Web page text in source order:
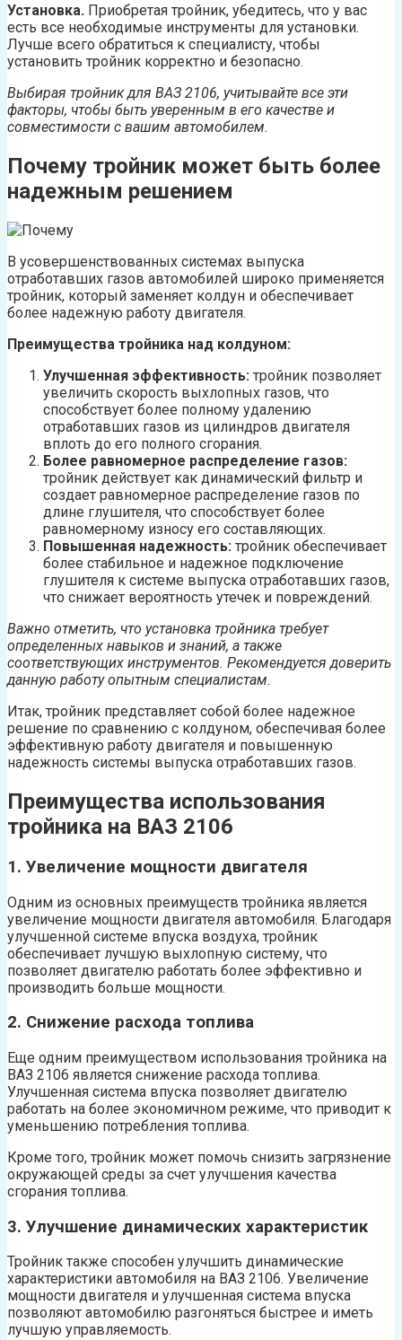
Установка. Приобретая тройник, убедитесь, что у вас
есть все необходимые инструменты для установки.
Лучше всего обратиться к специалисту, чтобы
установить тройник корректно и безопасно.
Выбирая тройник для ВАЗ 2106, учитывайте все эти
факторы, чтобы быть уверенным в его качестве и
совместимости с вашим автомобилем.
Почему тройник может быть более
надежным решением
В усовершенствованных системах выпуска
отработавших газов автомобилей широко применяется
тройник, который заменяет колдун и обеспечивает
более надежную работу двигателя.
Преимущества тройника над колдуном:
Улучшенная эффективность: тройник позволяет
увеличить скорость выхлопных газов, что
способствует более полному удалению
отработавших газов из цилиндров двигателя
вплоть до его полного сгорания.
Более равномерное распределение газов:
тройник действует как динамический фильтр и
создает равномерное распределение газов по
длине глушителя, что способствует более
равномерному износу его составляющих.
Повышенная надежность: тройник обеспечивает
более стабильное и надежное подключение
глушителя к системе выпуска отработавших газов,
что снижает вероятность утечек и повреждений.
Важно отметить, что установка тройника требует
определенных навыков и знаний, а также
соответствующих инструментов. Рекомендуется доверить
данную работу опытным специалистам.
Итак, тройник представляет собой более надежное
решение по сравнению с колдуном, обеспечивая более
эффективную работу двигателя и повышенную
надежность системы выпуска отработавших газов.
Преимущества использования
тройника на ВАЗ 2106
1. Увеличение мощности двигателя
Одним из основных преимуществ тройника является
увеличение мощности двигателя автомобиля. Благодаря
улучшенной системе впуска воздуха, тройник
обеспечивает лучшую выхлопную систему, что
позволяет двигателю работать более эффективно и
производить больше мощности.
2. Снижение расхода топлива
Еще одним преимуществом использования тройника на
ВАЗ 2106 является снижение расхода топлива.
Улучшенная система впуска позволяет двигателю
работать на более экономичном режиме, что приводит к
уменьшению потребления топлива.
Кроме того, тройник может помочь снизить загрязнение
окружающей среды за счет улучшения качества
сгорания топлива.
3. Улучшение динамических характеристик
Тройник также способен улучшить динамические
характеристики автомобиля на ВАЗ 2106. Увеличение
мощности двигателя и улучшенная система впуска
позволяют автомобилю разгоняться быстрее и иметь
лучшую управляемость.